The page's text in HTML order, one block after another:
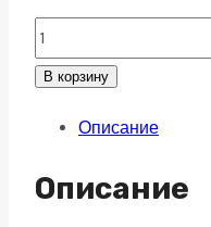
Борфреза
коническая
В корзину
Описание
Описание